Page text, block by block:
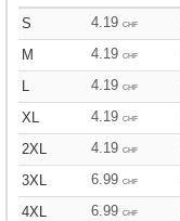
S 4.19 CHF
M
4.19 CHF
L
4.19 CHF
XL
4.19 CHF
2XL
4.19 CHF
3XL
6.99 CHF
4XL
6.99 CHF